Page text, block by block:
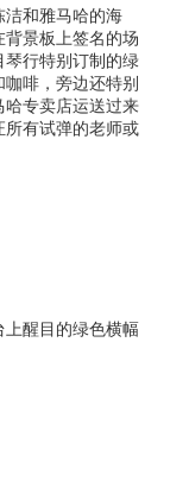
和雅马哈的海
景板上签名的场
行特别订制的绿
啡，旁边还特别
专卖店运送过来
有试弹的老师或
醒目的绿色横幅